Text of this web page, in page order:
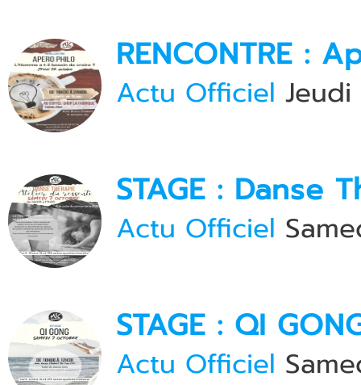
RENCONTRE :
Actu Officiel
STAGE : Danse
Actu Officiel
STAGE : QI
Actu Officiel